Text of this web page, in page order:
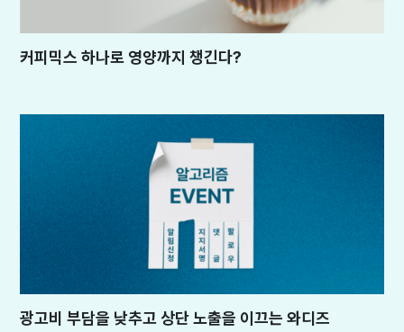
커피믹스 하나로 영양까지 챙긴다?
광고비 부담을 낮추고 상단 노출을 이끄는 와디즈